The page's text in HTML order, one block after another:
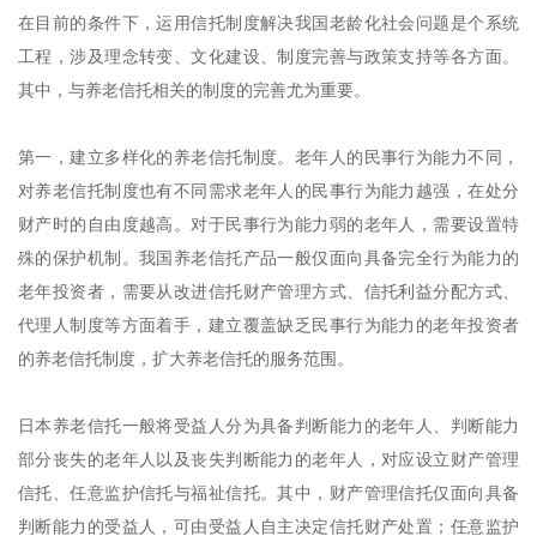
在目前的条件下，运用信托制度解决我国老龄化社会问题是个系统
工程，涉及理念转变、文化建设、制度完善与政策支持等各方面。
其中，与养老信托相关的制度的完善尤为重要。
第一，建立多样化的养老信托制度。老年人的民事行为能力不同，
对养老信托制度也有不同需求老年人的民事行为能力越强，在处分
财产时的自由度越高。对于民事行为能力弱的老年人，需要设置特
殊的保护机制。我国养老信托产品一般仅面向具备完全行为能力的
老年投资者，需要从改进信托财产管理方式、信托利益分配方式、
代理人制度等方面着手，建立覆盖缺乏民事行为能力的老年投资者
的养老信托制度，扩大养老信托的服务范围。
日本养老信托一般将受益人分为具备判断能力的老年人、判断能力
部分丧失的老年人以及丧失判断能力的老年人，对应设立财产管理
信托、任意监护信托与福祉信托。其中，财产管理信托仅面向具备
判断能力的受益人，可由受益人自主决定信托财产处置；任意监护